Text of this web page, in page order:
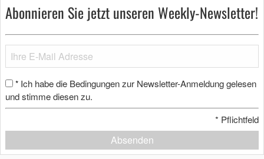
Abonnieren Sie jetzt unseren Weekly-Newsletter!
* Ich habe die Bedingungen zur Newsletter-Anmeldung gelesen
und stimme diesen zu.
* Pflichtfeld
Absenden